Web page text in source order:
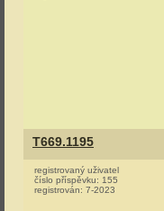
T669.1195
registrovaný uživatel
číslo příspěvku: 155
registrován: 7-2023